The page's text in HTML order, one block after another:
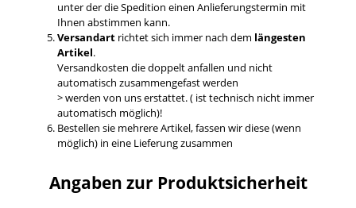
unter der die Spedition einen Anlieferungstermin mit
Ihnen abstimmen kann.
Versandartrichtet sich immer nach dem längesten
Artikel.
Versandkosten die doppelt anfallen und nicht
automatisch zusammengefast werden
> werden von uns erstattet. ( ist technisch nicht immer
automatisch möglich)!
Bestellen sie mehrere Artikel, fassen wir diese (wenn
möglich) in eine Lieferung zusammen
Angaben zur Produktsicherheit